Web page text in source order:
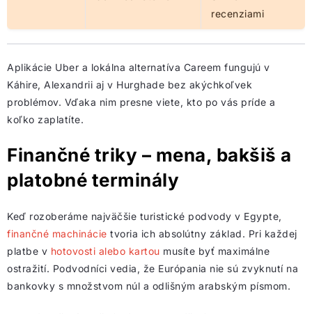
recenziami
Aplikácie Uber a lokálna alternatíva Careem fungujú v
Káhire, Alexandrii aj v Hurghade bez akýchkoľvek
problémov. Vďaka nim presne viete, kto po vás príde a
koľko zaplatíte.
Finančné triky – mena, bakšiš a
platobné terminály
Keď rozoberáme najväčšie turistické podvody v Egypte,
finančné machinácie tvoria ich absolútny základ. Pri každej
platbe v hotovosti alebo kartou musíte byť maximálne
ostražití. Podvodníci vedia, že Európania nie sú zvyknutí na
bankovky s množstvom núl a odlišným arabským písmom.